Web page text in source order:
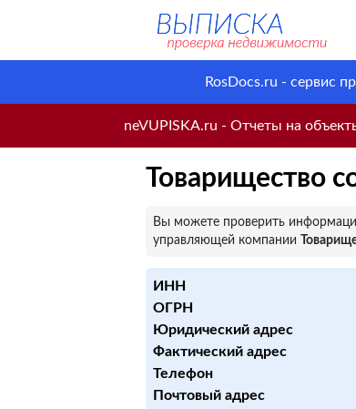
RosDocs.ru - сервис
neVUPISKA.ru - Отчеты на
Товарищество
Вы можете проверить
управляющей компании
ИНН
ОГРН
Юридический адрес
Фактический адрес
Телефон
Почтовый адрес